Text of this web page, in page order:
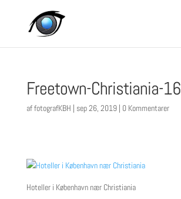
Freetown-Christiania-16
affotografKBH | sep 26, 2019| 0 Kommentarer
Hoteller i København nær Christiania